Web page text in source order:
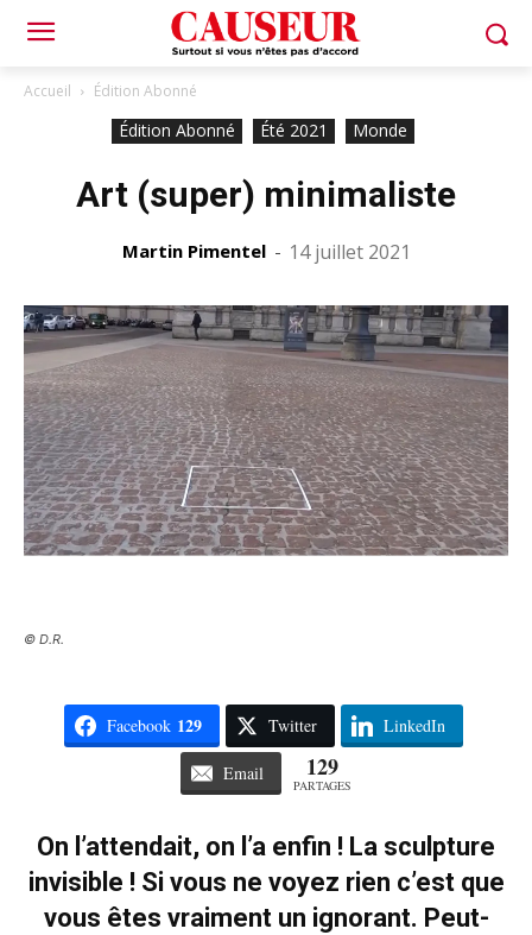
Accueil Édition Abonné
Édition Abonné Été 2021 Monde
Art (super) minimaliste
Martin Pimentel - 14 juillet 2021
© D.R.
Facebook 129 Twitter LinkedIn
Email 129
PARTAGES
On l’attendait, on l’a enfin ! La sculpture
invisible ! Si vous ne voyez rien c’est que
vous êtes vraiment un ignorant. Peut-